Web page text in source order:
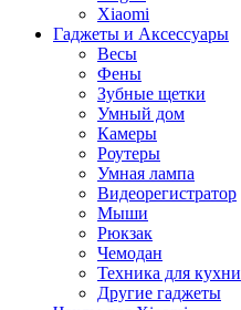
Xiaomi
Гаджеты и Аксессуары
Весы
Фены
Зубные щетки
Умный дом
Камеры
Роутеры
Умная лампа
Видеорегистратор
Мыши
Рюкзак
Чемодан
Техника для кухни
Другие гаджеты